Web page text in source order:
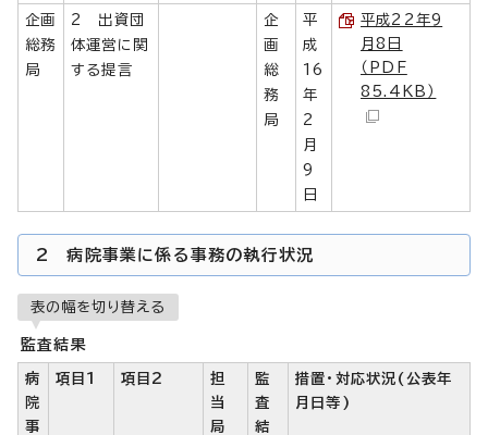
企画
総務
局
2 出資団
体運営に関
する提言
企
画
総
務
局
平
成
16
年
2
月
9
日
平成22年9
月8日
（PDF
85.4KB）
2 病院事業に係る事務の執行状況
表の幅を切り替える
監査結果
病
院
事
項目1 項目2
担
当
局
監
査
結
措置・対応状況(公表年
月日等)